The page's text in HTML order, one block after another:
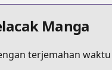
Manga
terjemahan